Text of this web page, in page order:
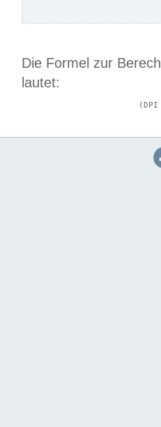
Die Formel zur
lautet: